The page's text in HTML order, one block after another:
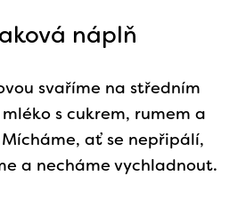
náplň
svaříme na středním
s cukrem, rumem a
ať se nepřipálí,
a necháme vychladnout.